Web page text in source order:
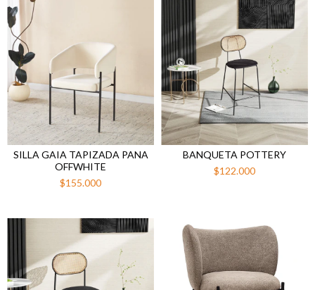
SILLA GAIA TAPIZADA PANA
OFFWHITE
$155.000
BANQUETA POTTERY
$122.000